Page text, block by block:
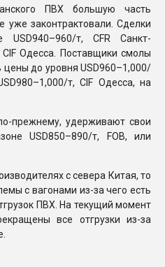
ПВХ большую часть
уже законтрактовали. Сделки
USD940–960/т, CFR Санкт-
Одесса. Поставщики смолы
до уровня USD960–1,000/
т, CIF Одесса, на
прежнему, удерживают свои
USD850–890/т, FOB, или
с севера Китая, то
с вагонами из-за чего есть
ПВХ. На текущий момент
все отгрузки из-за